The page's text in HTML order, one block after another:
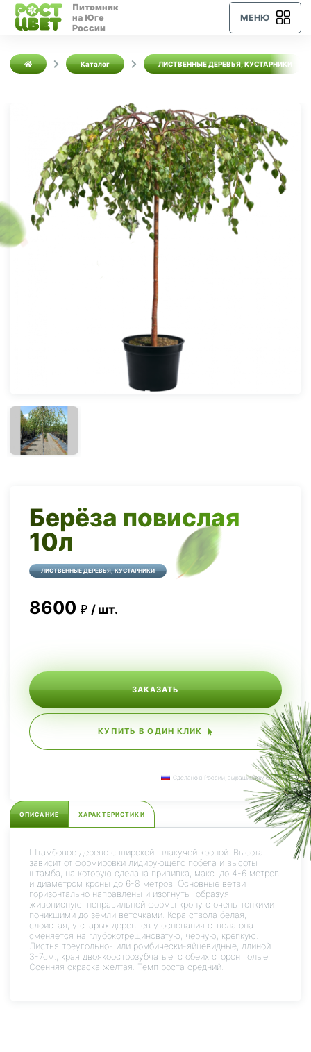
Питомник
на Юге
России
МЕНЮ
Каталог ЛИСТВЕННЫЕ ДЕРЕВЬЯ, КУСТАРНИКИ
Берёза повислая
10л
ЛИСТВЕННЫЕ ДЕРЕВЬЯ, КУСТАРНИКИ
8600 шт.
ЗАКАЗАТЬ
КУПИТЬ В ОДИН КЛИК
Сделано в России, выращиваем сами.
ОПИСАНИЕ ХАРАКТЕРИСТИКИ
Штамбовое дерево с широкой, плакучей кроной. Высота
зависит от формировки лидирующего побега и высоты
штамба, на которую сделана прививка, макс. до 4-6 метров
и диаметром кроны до 6-8 метров. Основные ветви
горизонтально направлены и изогнуты, образуя
живописную, неправильной формы крону с очень тонкими
поникшими до земли веточками. Кора ствола белая,
слоистая, у старых деревьев у основания ствола она
сменяется на глубокотрещиноватую, черную, крепкую.
Листья треугольно- или ромбически-яйцевидные, длиной
3-7см., края двоякоострозубчатые, с обеих сторон голые.
Осенняя окраска желтая. Темп роста средний.